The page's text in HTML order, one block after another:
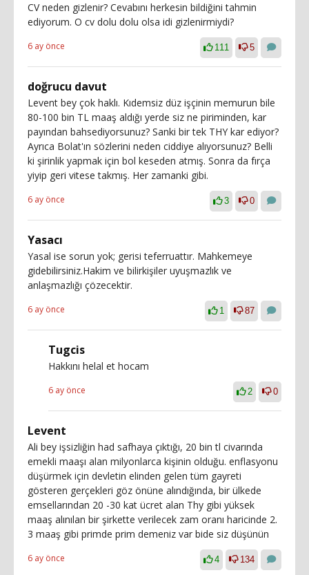
CV neden gizlenir? Cevabını herkesin bildiğini tahmin
ediyorum. O cv dolu dolu olsa idi gizlenirmiydi?
6 ay önce 111 5
doğrucu davut
Levent bey çok haklı. Kıdemsiz düz işçinin memurun bile
80-100 bin TL maaş aldığı yerde siz ne piriminden, kar
payından bahsediyorsunuz? Sanki bir tek THY kar ediyor?
Ayrıca Bolat'ın sözlerini neden ciddiye alıyorsunuz? Belli
ki şirinlik yapmak için bol keseden atmış. Sonra da fırça
yiyip geri vitese takmış. Her zamanki gibi.
6 ay önce 3 0
Yasacı
Yasal ise sorun yok; gerisi teferruattır. Mahkemeye
gidebilirsiniz.Hakim ve bilirkişiler uyuşmazlık ve
anlaşmazlığı çözecektir.
6 ay önce 1 87
Tugcis
Hakkını helal et hocam
6 ay önce 2 0
Levent
Ali bey işsizliğin had safhaya çıktığı, 20 bin tl civarında
emekli maaşı alan milyonlarca kişinin olduğu. enflasyonu
düşürmek için devletin elinden gelen tüm gayreti
gösteren gerçekleri göz önüne alındığında, bir ülkede
emsellarından 20 -30 kat ücret alan Thy gibi yüksek
maaş alınılan bir şirkette verilecek zam oranı haricinde 2.
3 maaş gibi primde prim demeniz var bide siz düşünün
6 ay önce 4 134